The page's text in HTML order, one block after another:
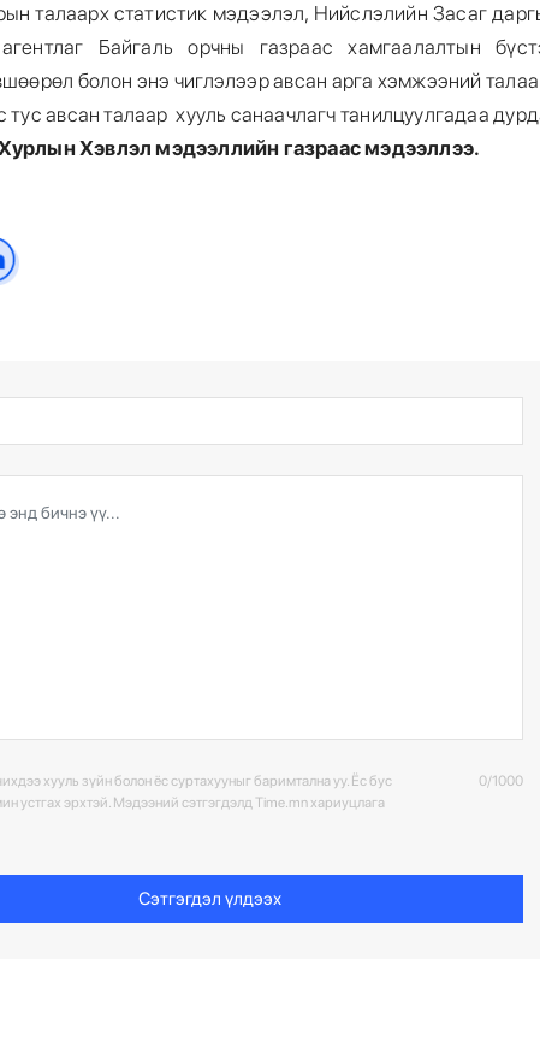
талаарх статистик мэдээлэл, Нийслэлийн Засаг
Байгаль орчны газраас хамгаалалтын
болон энэ чиглэлээр авсан арга хэмжээний
тус авсан талаар хууль санаачлагч танилцуулгадаа
Хэвлэл мэдээллийн газраас мэдээллээ.
хууль зүйн болон ёс суртахууныг баримтална уу. Ёс бус
устгах эрхтэй. Мэдээний сэтгэгдэлд Time.mn хариуцлага
0/1000
Сэтгэгдэл үлдээх